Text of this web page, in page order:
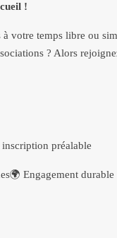
!
votre temps libre ou
? Alors
inscription préalable
🌍 Engagement durable